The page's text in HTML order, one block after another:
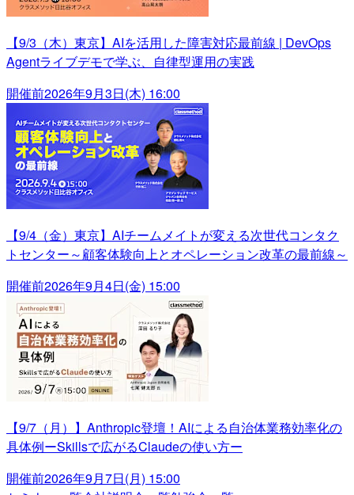
【9/3（木）東京】AIを活用した障害対応最前線 | DevOps
Agentライブデモで学ぶ、自律型運用の実践
開催前2026年9月3日(木) 16:00
【9/4（金）東京】AIチームメイトが変える次世代コンタク
トセンター～顧客体験向上とオペレーション改革の最前線～
開催前2026年9月4日(金) 15:00
【9/7（月）】Anthropic登壇！AIによる自治体業務効率化の
具体例ーSkillsで広がるClaudeの使い方ー
開催前2026年9月7日(月) 15:00